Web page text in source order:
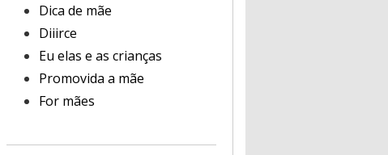
Dica de mãe
Diiirce
Eu elas e as crianças
Promovida a mãe
For mães